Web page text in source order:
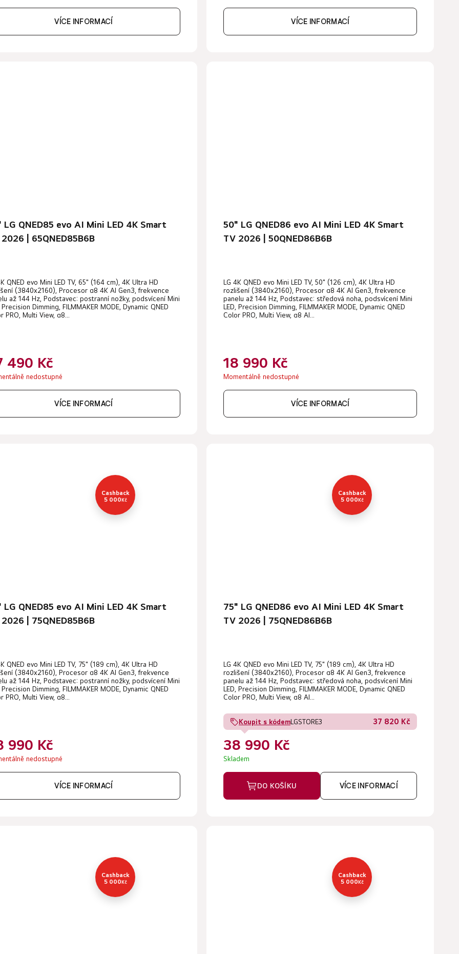
VÍCE INFORMACÍ VÍCE INFORMACÍ
LG QNED85 evo AI Mini LED 4K Smart
| 65QNED85B6B
QNED evo Mini LED TV, 65" (164 cm), 4K Ultra HD
(3840x2160), Procesor α8 4K AI Gen3, frekvence
až 144 Hz, Podstavec: postranní nožky, podsvícení Mini
Precision Dimming, FILMMAKER MODE, Dynamic QNED
PRO, Multi View, α8...
490 Kč
nedostupné
VÍCE INFORMACÍ
50" LG QNED86 evo AI Mini LED 4K Smart
TV 2026 | 50QNED86B6B
LG 4K QNED evo Mini LED TV, 50" (126 cm), 4K Ultra HD
rozlišení (3840x2160), Procesor α8 4K AI Gen3, frekvence
panelu až 144 Hz, Podstavec: středová noha, podsvícení Mini
LED, Precision Dimming, FILMMAKER MODE, Dynamic QNED
Color PRO, Multi View, α8 AI...
18 990 Kč
Momentálně nedostupné
VÍCE INFORMACÍ
LG QNED85 evo AI Mini LED 4K Smart
| 75QNED85B6B
QNED evo Mini LED TV, 75" (189 cm), 4K Ultra HD
(3840x2160), Procesor α8 4K AI Gen3, frekvence
až 144 Hz, Podstavec: postranní nožky, podsvícení Mini
Precision Dimming, FILMMAKER MODE, Dynamic QNED
PRO, Multi View, α8...
990 Kč
nedostupné
VÍCE INFORMACÍ
Cashback
5 000Kč
75" LG QNED86 evo AI Mini LED 4K Smart
TV 2026 | 75QNED86B6B
LG 4K QNED evo Mini LED TV, 75" (189 cm), 4K Ultra HD
rozlišení (3840x2160), Procesor α8 4K AI Gen3, frekvence
panelu až 144 Hz, Podstavec: středová noha, podsvícení Mini
LED, Precision Dimming, FILMMAKER MODE, Dynamic QNED
Color PRO, Multi View, α8 AI...
Koupit s kódemLGSTORE3 37 820 Kč
38 990 Kč
Skladem
DO KOŠÍKU VÍCE INFORMACÍ
Cashback
5 000Kč
Cashback
5 000Kč
Cashback
5 000Kč